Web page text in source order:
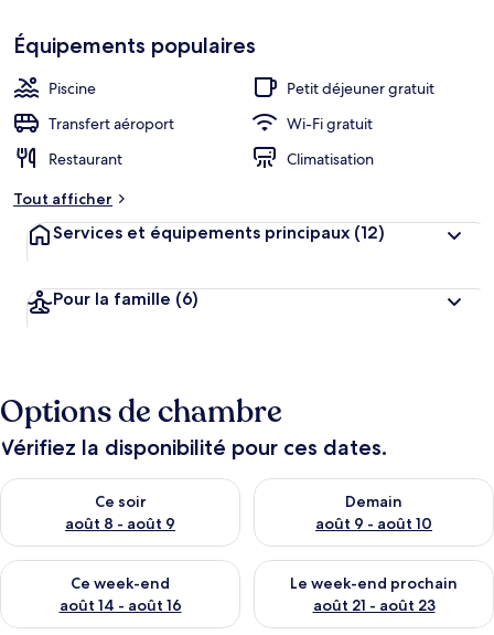
Équipements populaires
Piscine
Petit déjeuner gratuit
Transfert aéroport
Wi-Fi gratuit
Restaurant
Climatisation
Tout afficher
Services et équipements principaux (12)
Pour la famille (6)
Options de chambre
Vérifiez la disponibilité pour ces dates.
Ce soir
août 8 - août 9
Vérifier la disponibilité pour ce soir août 8 - août 9
Demain
août 9 - août 10
Vérifier la disponibilité pour
Ce week-end
août 14 - août 16
Vérifier la disponibilité pour ce week-end août 14 - août 16
Le week-end prochain
août 21 - août 23
Vérifier la disponibilité pour